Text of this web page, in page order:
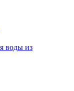
воды из